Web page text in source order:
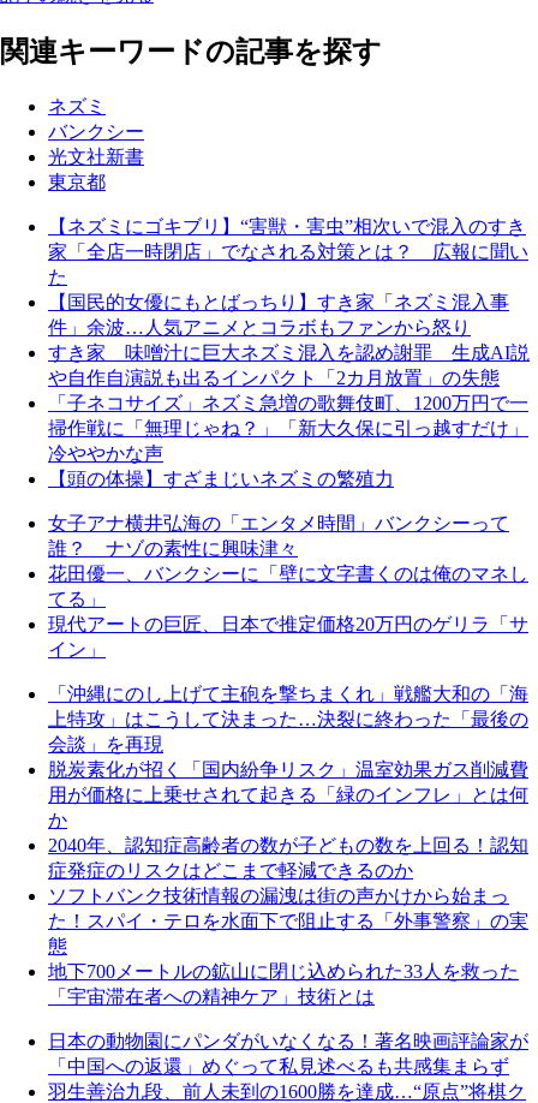
関連キーワードの記事を探す
ネズミ
バンクシー
光文社新書
東京都
【ネズミにゴキブリ】“害獣・害虫”相次いで混入のすき
家「全店一時閉店」でなされる対策とは？ 広報に聞い
た
【国民的女優にもとばっちり】すき家「ネズミ混入事
件」余波…人気アニメとコラボもファンから怒り
すき家 味噌汁に巨大ネズミ混入を認め謝罪 生成AI説
や自作自演説も出るインパクト「2カ月放置」の失態
「子ネコサイズ」ネズミ急増の歌舞伎町、1200万円で一
掃作戦に「無理じゃね？」「新大久保に引っ越すだけ」
冷ややかな声
【頭の体操】すざまじいネズミの繁殖力
女子アナ横井弘海の「エンタメ時間」バンクシーって
誰？ ナゾの素性に興味津々
花田優一、バンクシーに「壁に文字書くのは俺のマネし
てる」
現代アートの巨匠、日本で推定価格20万円のゲリラ「サ
イン」
「沖縄にのし上げて主砲を撃ちまくれ」戦艦大和の「海
上特攻」はこうして決まった…決裂に終わった「最後の
会談」を再現
脱炭素化が招く「国内紛争リスク」温室効果ガス削減費
用が価格に上乗せされて起きる「緑のインフレ」とは何
か
2040年、認知症高齢者の数が子どもの数を上回る！認知
症発症のリスクはどこまで軽減できるのか
ソフトバンク技術情報の漏洩は街の声かけから始まっ
た！スパイ・テロを水面下で阻止する「外事警察」の実
態
地下700メートルの鉱山に閉じ込められた33人を救った
「宇宙滞在者への精神ケア」技術とは
日本の動物園にパンダがいなくなる！著名映画評論家が
「中国への返還」めぐって私見述べるも共感集まらず
羽生善治九段、前人未到の1600勝を達成…“原点”将棋ク